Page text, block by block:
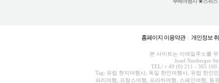
홈페이지 이용약관 개인정보
본 사이트는 이메일주소를
Josef Neuberger
TEL/ + 49 (0) 211 - 365 160
Tag: 유럽 현지여행사, 독일 한인여행사, 유럽 한인
파리여행, 프랑스여행, 프라하여행, 스페인여행, 동